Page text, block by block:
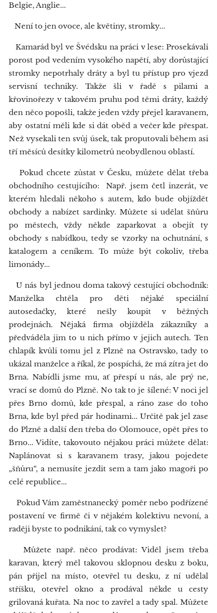
Belgie, Anglie...
Není to jen ovoce, ale květiny, stromky...
Kamarád byl ve Švédsku na práci v lese: Prosekávali
porost pod vedením vysokého napětí, aby dorůstající
stromky nepotrhaly dráty a byl tu přístup pro vjezd
servisní techniky. Takže šli v řadě s pilami a
křovinořezy v takovém pruhu pod těmi dráty, každý
den něco popošli, takže jeden vždy přejel karavanem,
aby ostatní měli kde si dát oběd a večer kde přespat.
Než vysekali ten svůj úsek, tak proputovali během asi
tří měsíců desítky kilometrů neobydlenou oblastí.
Pokud chcete zůstat v Česku, můžete dělat třeba
obchodního cestujícího: Např. jsem četl inzerát, ve
kterém hledali někoho s autem, kdo bude objíždět
obchody a nabízet sardinky. Můžete si udělat šňůru
po městech, vždy někde zaparkovat a obejít ty
obchody s nabídkou, tedy se vzorky na ochutnání, s
katalogem a ceníkem. To může být cokoliv, třeba
limonády...
U nás byl jednou doma takový cestující obchodník:
Manželka chtěla pro děti nějaké speciální
autosedačky, které nešly koupit v běžných
prodejnách. Nějaká firma objížděla zákazníky a
předváděla jim to u nich přímo v jejich autech. Ten
chlapík kvůli tomu jel z Plzně na Ostravsko, tady to
ukázal manželce a říkal, že pospíchá, že má zítra jet do
Brna. Nabídli jsme mu, ať přespí u nás, ale prý ne,
vrací se domů do Plzně. No tak to je šílené: V noci jel
přes Brno domů, kde přespal, a ráno zase do toho
Brna, kde byl před pár hodinami... Určitě pak jel zase
do Plzně a další den třeba do Olomouce, opět přes to
Brno... Vidíte, takovouto nějakou práci můžete dělat:
Naplánovat si s karavanem trasy, jakou pojedete
„šňůru“, a nemusíte jezdit sem a tam jako magoři po
celé republice...
Pokud Vám zaměstnanecký poměr nebo podřízené
postavení ve firmě či v nějakém kolektivu nevoní, a
raději byste to podnikání, tak co vymyslet?
Můžete např. něco prodávat: Viděl jsem třeba
karavan, který měl takovou sklopnou desku z boku,
pán přijel na místo, otevřel tu desku, z ní udělal
stříšku, otevřel okno a prodával někde u cesty
grilovaná kuřata. Na noc to zavřel a tady spal. Můžete